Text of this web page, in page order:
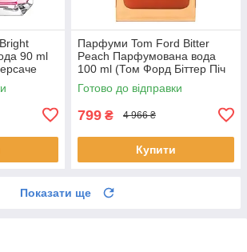
90 ml
Парфуми Tom Ford Bitter
Peach Парфумована вода
100 ml (Том Форд Біттер Піч
bitter peach tom ford)
Готово до відправки
799 ₴ 4 966 ₴
Купити
Показати ще